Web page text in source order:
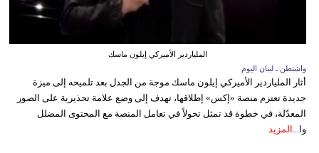
الملياردير الأميركي إيلون ماسك
واشنطن ـ لبنان اليوم
أثار الملياردير الأميركي إيلون ماسك موجة من الجدل بعد تلميحه إلى ميزة
جديدة تعتزم منصة «إكس» إطلاقها، تهدف إلى وضع علامة تحذيرية على الصور
المعدّلة، في خطوة قد تمثل تحولاً في تعامل المنصة مع المحتوى المضلل
وا... المزيد